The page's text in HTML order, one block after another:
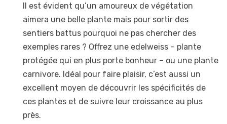
Il est évident qu’un amoureux de végétation
aimera une belle plante mais pour sortir des
sentiers battus pourquoi ne pas chercher des
exemples rares ? Offrez une edelweiss – plante
protégée qui en plus porte bonheur – ou une plante
carnivore. Idéal pour faire plaisir, c’est aussi un
excellent moyen de découvrir les spécificités de
ces plantes et de suivre leur croissance au plus
près.